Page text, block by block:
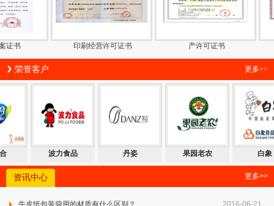
印刷经营许可证书 产许可证书
更多>>
荣誉客户
农 白象 百雀羚 百事合 波力
更多>>
资讯中心